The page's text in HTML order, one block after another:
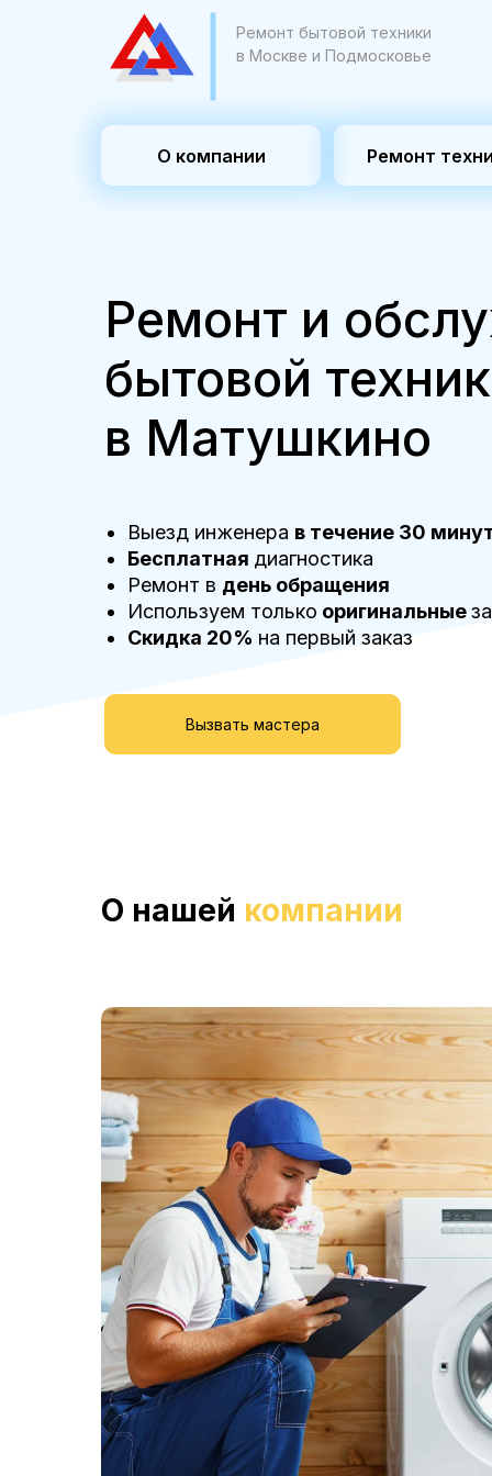
Ремонт бытовой техники
в Москве и Подмосковье
О компании Ремонт
Вызвать мастера
Ремонт и
бытовой
в Матушкино
Выезд инженера в течение 30
Бесплатная диагностика
Ремонт в день обращения
Используем только оригинальные
Скидка 20% на первый заказ
О нашей компании